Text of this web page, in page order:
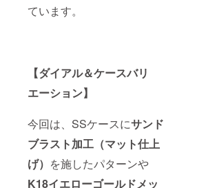
ています。
【ダイアル＆ケースバリ
エーション】
今回は、SSケースにサンド
ブラスト加工（マット仕上
げ） を施したパターンや
K18イエローゴールドメッ